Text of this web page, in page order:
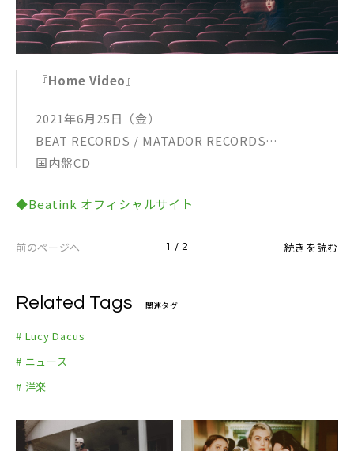
『Home Video』
2021年6月25日（金）
BEAT RECORDS / MATADOR RECORDS
国内盤CD
歌詞対訳封入
BEATINK.COM:
product_id=11810
◆Beatink オフィシャルサイト
前のページへ 1 / 2 続きを読む
Related Tags 関連タグ
# Lucy Dacus
# ニュース
# 洋楽